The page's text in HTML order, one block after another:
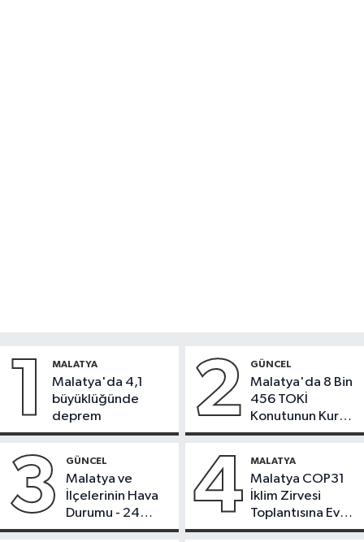
1 MALATYA
Malatya'da 4,1
büyüklüğünde
deprem
2 GÜNCEL
Malatya'da 8 Bin
456 TOKİ
Konutunun Kurası
Bugün Çekiliyor
3 GÜNCEL
Malatya ve
İlçelerinin Hava
Durumu - 24
Temmuz 2026
4 MALATYA
Malatya COP31
İklim Zirvesi
Toplantısına Ev
Sahipliği Yaptı